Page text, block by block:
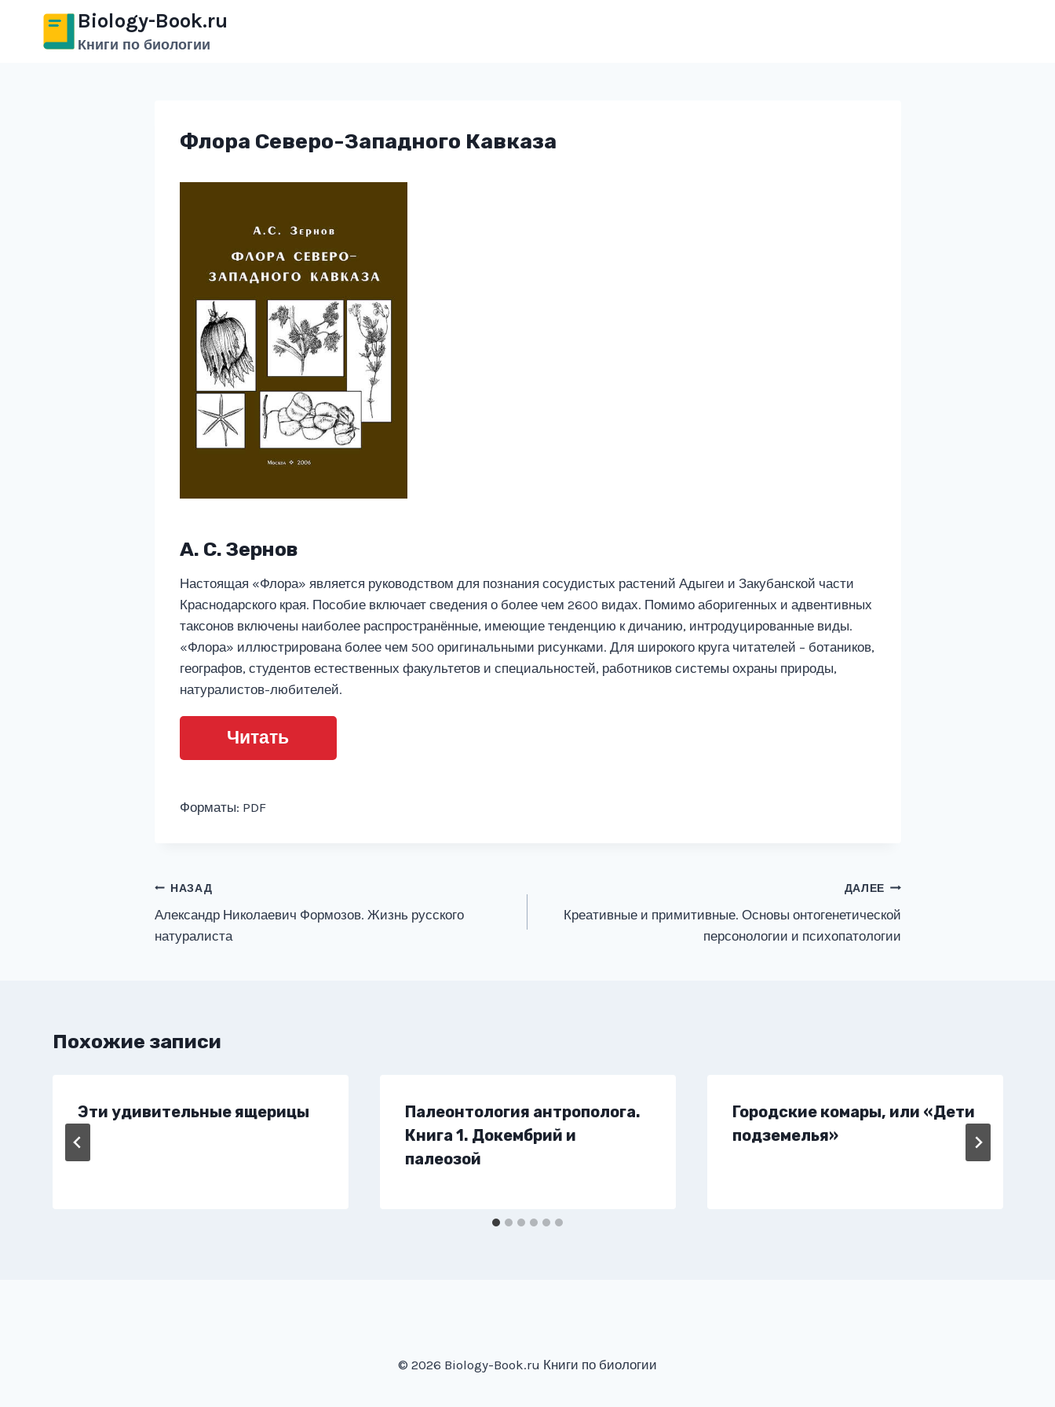
Перейти
содержимому
Biology-Book.ru
Книги по биологии
Флора Северо-Западного Кавказа
А. С. Зернов
Настоящая «Флора» является руководством для познания сосудистых растений Адыгеи и Закубанской части
Краснодарского края. Пособие включает сведения о более чем 2600 видах. Помимо аборигенных и адвентивных
таксонов включены наиболее распространённые, имеющие тенденцию к дичанию, интродуцированные виды.
«Флора» иллюстрирована более чем 500 оригинальными рисунками. Для широкого круга читателей – ботаников,
географов, студентов естественных факультетов и специальностей, работников системы охраны природы,
натуралистов-любителей.
Читать
Форматы: PDF
Навигация
по
записям
НАЗАД
Александр Николаевич Формозов. Жизнь русского
натуралиста
ДАЛЕЕ
Креативные и примитивные. Основы онтогенетической
персонологии и психопатологии
Похожие записи
Эти удивительные ящерицы
Палеонтология антрополога.
Книга 1. Докембрий и
палеозой
Городские комары, или «Дети
подземелья»
© 2026 Biology-Book.ru Книги по биологии